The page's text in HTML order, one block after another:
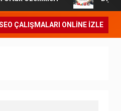
ÇALIŞMALARI ONLINE IZLE